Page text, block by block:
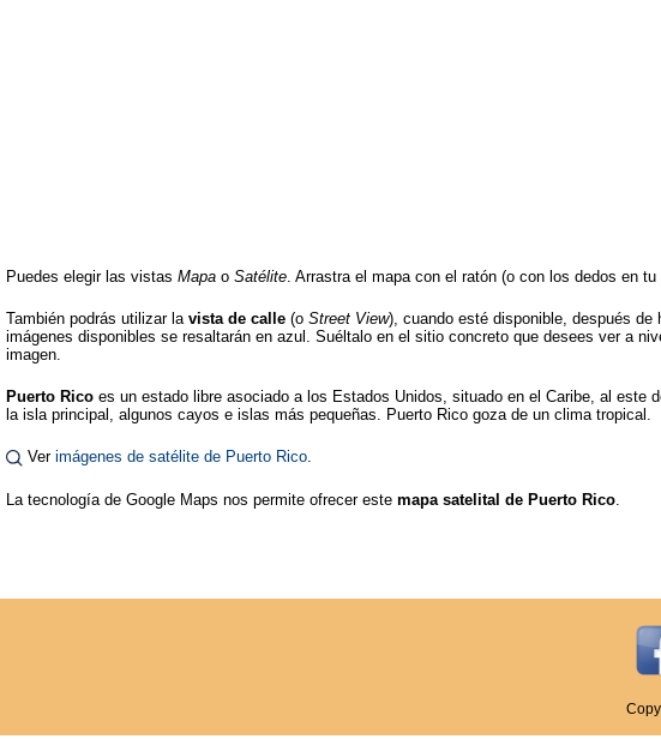
Puedes elegir las vistas Mapa o Satélite. Arrastra el mapa con el ratón (o con los dedos en
También podrás utilizar la vista de calle (o Street View), cuando esté disponible, después
imágenes disponibles se resaltarán en azul. Suéltalo en el sitio concreto que desees ver a
imagen.
Puerto Rico es un estado libre asociado a los Estados Unidos, situado en el Caribe, al
la isla principal, algunos cayos e islas más pequeñas. Puerto Rico goza de un clima tropical.
Ver imágenes de satélite de Puerto Rico.
La tecnología de Google Maps nos permite ofrecer este mapa satelital de Puerto Rico